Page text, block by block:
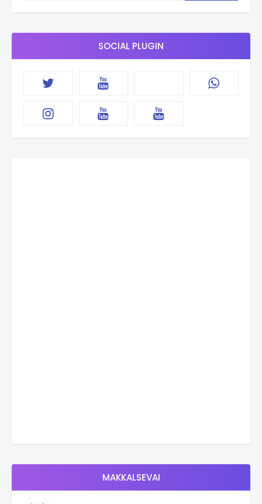
SOCIAL PLUGIN
MAKKALSEVAI